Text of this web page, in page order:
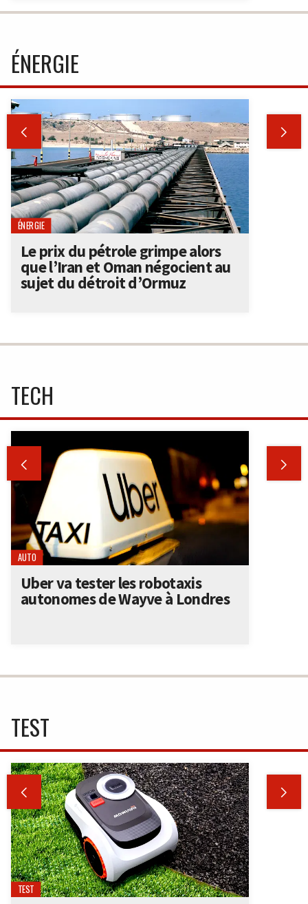
ÉNERGIE
 
ÉNERGIE
Le prix du pétrole grimpe alors
que l’Iran et Oman négocient au
sujet du détroit d’Ormuz
TECH
 
AUTO
Uber va tester les robotaxis
autonomes de Wayve à Londres
TEST
 
TEST